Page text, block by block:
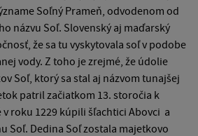
Soľný Prameň, odvodenom od
názvu Soľ. Slovenský aj maďarský
že sa tu vyskytovala soľ v podobe
vody. Z toho je zrejmé, že údolie
Soľ, ktorý sa stal aj názvom tunajšej
patril začiatkom 13. storočia k
roku 1229 kúpili šľachtici Abovci a
Soľ. Dedina Soľ zostala majetkovo